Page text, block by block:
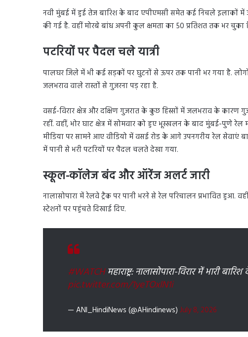
नवी मुंबई में हुई तेज बारिश के बाद एपीएमसी समेत कई निचले इलाकों में
की गई है. वहीं मोरबे बांध अपनी कुल क्षमता का 50 प्रतिशत तक भर चुका
पटरियों पर पैदल चले यात्री
पालघर जिले में भी कई सड़कों पर घुटनों से ऊपर तक पानी भर गया है.
जलभराव वाले रास्तों से गुजरना पड़ रहा है.
वसई-विरार क्षेत्र और दक्षिण गुजरात के कुछ हिस्सों में जलभराव के कारण
रहीं. वहीं, भोर घाट क्षेत्र में सोमवार को हुए भूस्खलन के बाद मुंबई-पुणे रेल
मीडिया पर सामने आए वीडियो में वसई रोड के आगे उपनगरीय रेल सेवाएं
में पानी से भरी पटरियों पर पैदल चलते देखा गया.
स्कूल-कॉलेज बंद और ऑरेंज अलर्ट जारी
नालासोपारा में रेलवे ट्रैक पर पानी भरने से रेल परिचालन प्रभावित हुआ.
स्टेशनों पर पहुंचते दिखाई दिए.
#WATCHमहाराष्ट्र: नालासोपारा-विरार में भारी
pic.twitter.com/1yeTOxlN1i
— ANI_HindiNews (@AHindinews) July 8, 2026